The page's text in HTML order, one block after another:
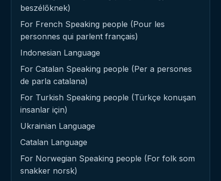
beszélőknek)
For French Speaking people (Pour les
personnes qui parlent français)
Indonesian Language
For Catalan Speaking people (Per a persones
de parla catalana)
For Turkish Speaking people (Türkçe konuşan
insanlar için)
Ukrainian Language
Catalan Language
For Norwegian Speaking people (For folk som
snakker norsk)